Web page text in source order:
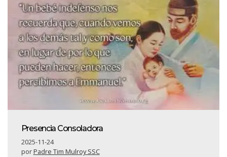
Presencia Consoladora
2025-11-24
porPadre Tim Mulroy SSC